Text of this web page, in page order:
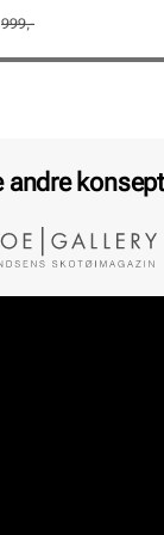
999,-
andre